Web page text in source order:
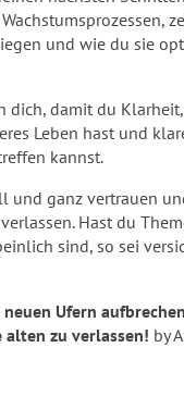
und wie du sie
dich, damit du
Leben hast und
kannst.
und ganz vertrauen
Hast du
sind, so sei
Ufern
alten zu verlassen! by